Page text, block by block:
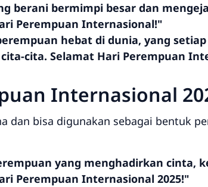
berani bermimpi besar dan
Perempuan Internasional!"
hebat di dunia, yang
cita. Selamat Hari Perempuan
Internasional
dan bisa digunakan sebagai bentuk
yang menghadirkan cinta,
Perempuan Internasional 2025!"